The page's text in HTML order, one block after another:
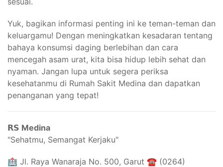
Yuk, bagikan informasi penting ini ke teman-teman dan
keluargamu! Dengan meningkatkan kesadaran tentang
bahaya konsumsi daging berlebihan dan cara
mencegah asam urat, kita bisa hidup lebih sehat dan
nyaman. Jangan lupa untuk segera periksa
kesehatanmu di Rumah Sakit Medina dan dapatkan
penanganan yang tepat!
𝗥𝗦 Medina
"Sehatmu, Semangat Kerjaku"⁣⁣
🏥 Jl. Raya Wanaraja No. 500, Garut ☎️ (0264)